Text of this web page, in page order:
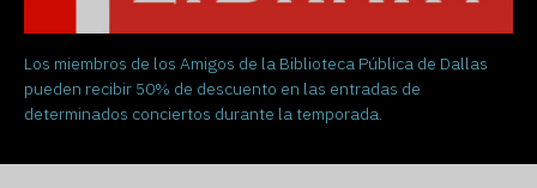
Los miembros de los Amigos de la Biblioteca Pública de Dallas
pueden recibir 50% de descuento en las entradas de
determinados conciertos durante la temporada.